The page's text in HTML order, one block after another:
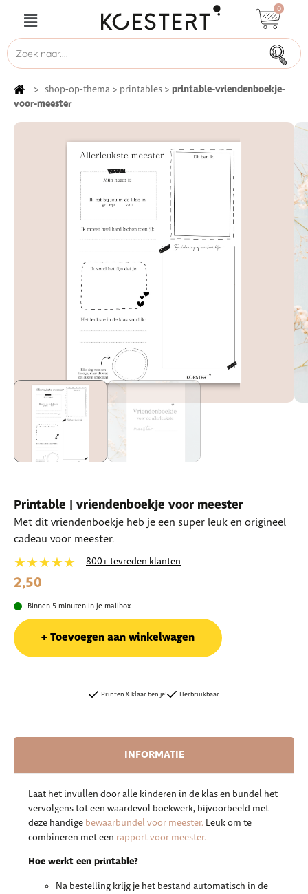
0
> shop-op-thema > printables > printable-vriendenboekje-
voor-meester
Printable | vriendenboekje voor meester
Met dit vriendenboekje heb je een super leuk en origineel
cadeau voor meester.
★★★★★ 800+ tevreden klanten
2,50
Binnen 5 minuten in je mailbox
Toevoegen aan winkelwagen
Printen & klaar ben je! Herbruikbaar
INFORMATIE
Laat het invullen door alle kinderen in de klas en bundel het
vervolgens tot een waardevol boekwerk, bijvoorbeeld met
deze handige bewaarbundel voor meester. Leuk om te
combineren met een rapport voor meester.
Hoe werkt een printable?
Na bestelling krijg je het bestand automatisch in de